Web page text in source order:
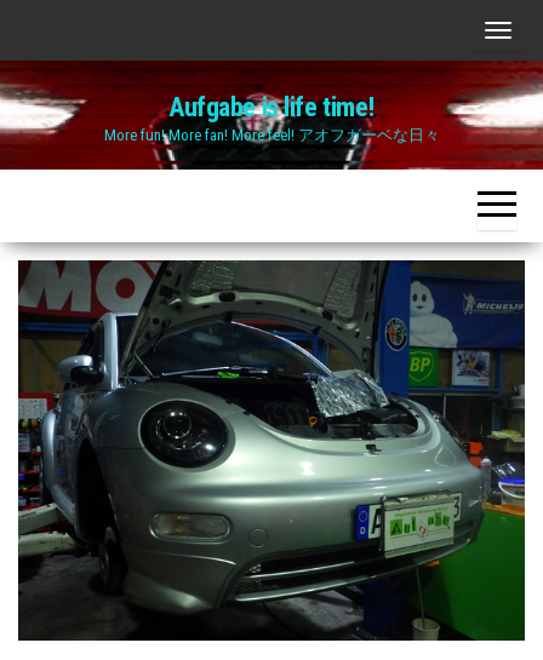
the
content
ナ
ビ
ゲ
ー
シ
ョ
ン
切
り
替
Aufgabe is life time!
More fun! More fan! More feel! アオフガーベな日々